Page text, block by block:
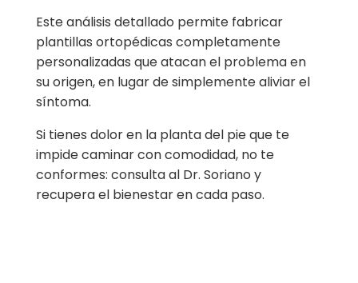
Este análisis detallado permite fabricar
plantillas ortopédicas completamente
personalizadas que atacan el problema en
su origen, en lugar de simplemente aliviar el
síntoma.
Si tienes dolor en la planta del pie que te
impide caminar con comodidad, no te
conformes: consulta al Dr. Soriano y
recupera el bienestar en cada paso.